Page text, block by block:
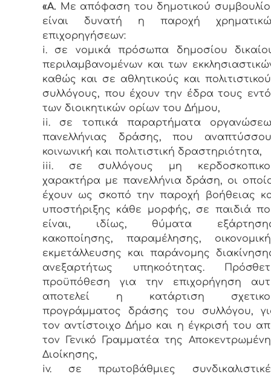
«Α. Με απόφαση του δημοτικού
είναι δυνατή η παροχή
επιχορηγήσεων:
i. σε νομικά πρόσωπα δημοσίου
περιλαμβανομένων και των
καθώς και σε αθλητικούς και
συλλόγους, που έχουν την έδρα τους
των διοικητικών ορίων του Δήμου,
ii. σε τοπικά παραρτήματα
πανελλήνιας δράσης, που
κοινωνική και πολιτιστική δραστηριότητα,
iii. σε συλλόγους μη
χαρακτήρα με πανελλήνια δράση, οι
έχουν ως σκοπό την παροχή βοήθειας
υποστήριξης κάθε μορφής, σε παιδιά
είναι, ιδίως, θύματα
κακοποίησης, παραμέλησης,
εκμετάλλευσης και παράνομης
ανεξαρτήτως υπηκοότητας.
προϋπόθεση για την επιχορήγηση
αποτελεί η κατάρτιση
προγράμματος δράσης του συλλόγου,
τον αντίστοιχο Δήμο και η έγκρισή του
τον Γενικό Γραμματέα της
Διοίκησης,
iv. σε πρωτοβάθμιες